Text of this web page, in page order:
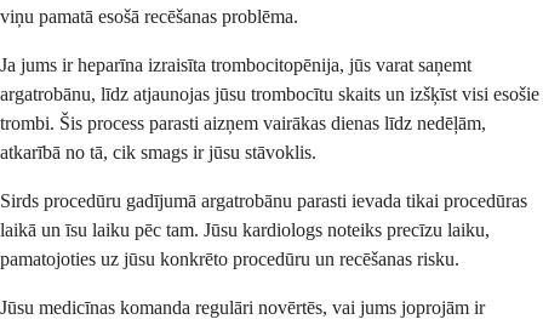
viņu pamatā esošā recēšanas problēma.
Ja jums ir heparīna izraisīta trombocitopēnija, jūs varat saņemt
argatrobānu, līdz atjaunojas jūsu trombocītu skaits un izšķīst visi esošie
trombi. Šis process parasti aizņem vairākas dienas līdz nedēļām,
atkarībā no tā, cik smags ir jūsu stāvoklis.
Sirds procedūru gadījumā argatrobānu parasti ievada tikai procedūras
laikā un īsu laiku pēc tam. Jūsu kardiologs noteiks precīzu laiku,
pamatojoties uz jūsu konkrēto procedūru un recēšanas risku.
Jūsu medicīnas komanda regulāri novērtēs, vai jums joprojām ir